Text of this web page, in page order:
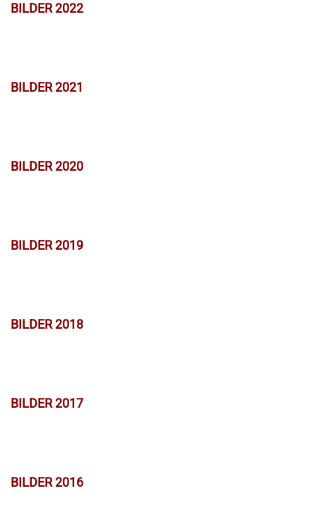
BILDER 2022
BILDER 2021
BILDER 2020
BILDER 2019
BILDER 2018
BILDER 2017
BILDER 2016